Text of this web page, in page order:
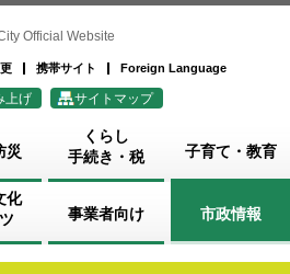
Official Website
携帯サイト Foreign Language
上げ サイトマップ
災
くらし
手続き・税
子育て・教育
化
事業者向け 市政情報